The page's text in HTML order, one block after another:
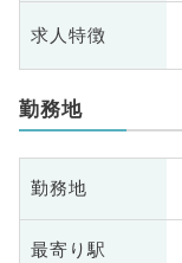
求人特徴
勤務地
勤務地
最寄り駅